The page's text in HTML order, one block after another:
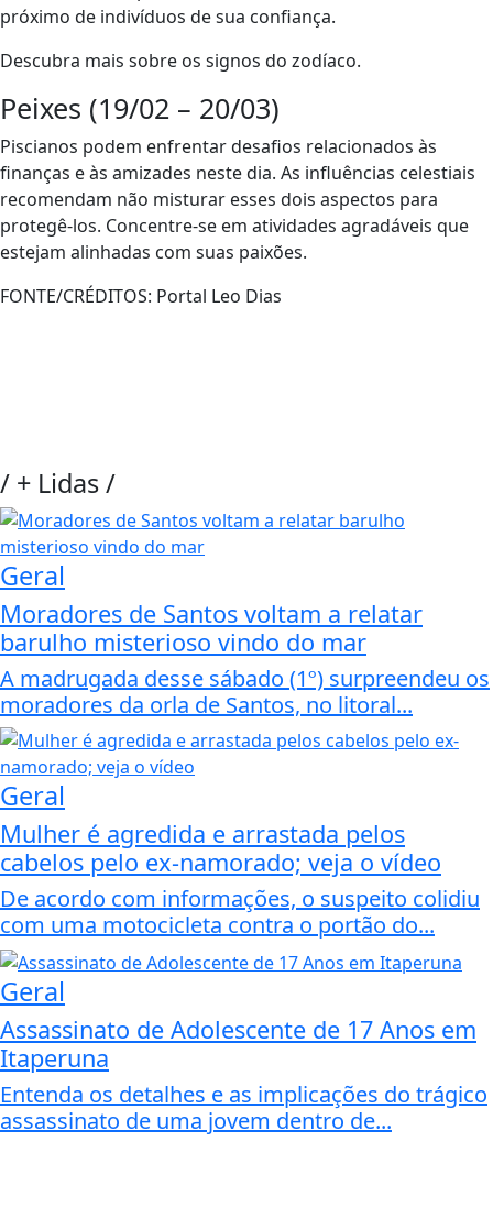
próximo de indivíduos de sua confiança.
Descubra mais sobre os signos do zodíaco.
Peixes (19/02 – 20/03)
Piscianos podem enfrentar desafios relacionados às
finanças e às amizades neste dia. As influências celestiais
recomendam não misturar esses dois aspectos para
protegê-los. Concentre-se em atividades agradáveis que
estejam alinhadas com suas paixões.
FONTE/CRÉDITOS: Portal Leo Dias
/ + Lidas/
Geral
Moradores de Santos voltam a relatar
barulho misterioso vindo do mar
A madrugada desse sábado (1º) surpreendeu os
moradores da orla de Santos, no litoral...
Geral
Mulher é agredida e arrastada pelos
cabelos pelo ex-namorado; veja o vídeo
De acordo com informações, o suspeito colidiu
com uma motocicleta contra o portão do...
Geral
Assassinato de Adolescente de 17 Anos em
Itaperuna
Entenda os detalhes e as implicações do trágico
assassinato de uma jovem dentro de...